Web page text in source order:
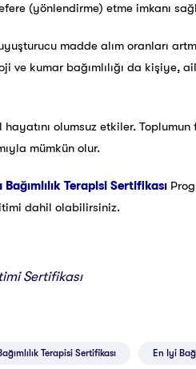
(yönlendirme) etme imkanı
madde alım oranları
ve kumar bağımlılığı da kişiye,
olumsuz etkiler.
mümkün olur.
Bağımlılık Terapisi Sertifikası
dahil olabilirsiniz.
Sertifikası
Terapisi Sertifikası En Iyi